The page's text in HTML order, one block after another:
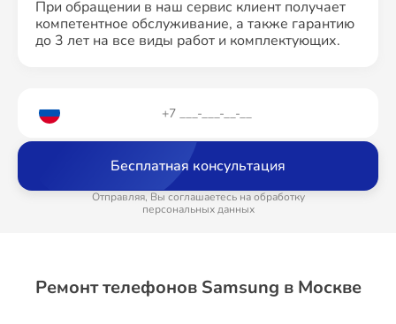
При обращении в наш сервис клиент получает
компетентное обслуживание, а также гарантию
до 3 лет на все виды работ и комплектующих.
Бесплатная консультация
Отправляя, Вы соглашаетесь на обработку
персональных данных
Ремонт телефонов Samsung в Москве